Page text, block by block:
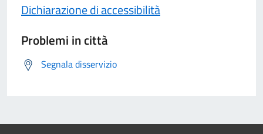
Dichiarazione di accessibilità
Problemi in città
Segnala disservizio